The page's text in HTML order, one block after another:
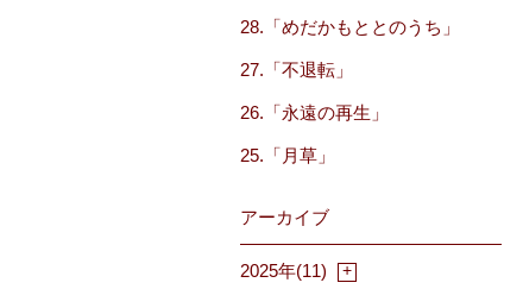
28.「めだかもととのうち」
27.「不退転」
26.「永遠の再生」
25.「月草」
アーカイブ
2025年(11)